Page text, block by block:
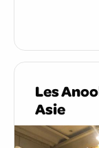
Les
Asie